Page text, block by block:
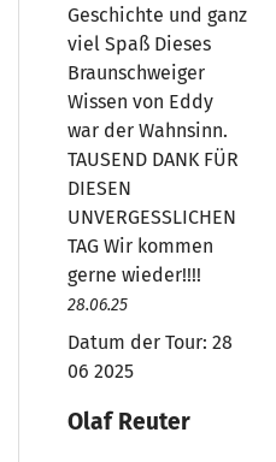
Geschichte und ganz
viel Spaß Dieses
Braunschweiger
Wissen von Eddy
war der Wahnsinn.
TAUSEND DANK FÜR
DIESEN
UNVERGESSLICHEN
TAG Wir kommen
gerne wieder!!!!
28.06.25
Datum der Tour: 28
06 2025
Olaf Reuter